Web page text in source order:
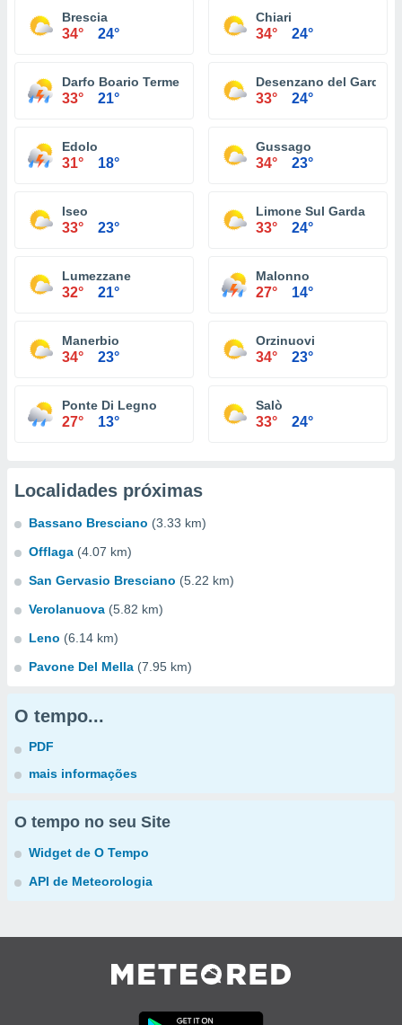
Brescia
34° 24°
Chiari
34° 24°
Darfo Boario Terme
33° 21°
Desenzano del Garda
33° 24°
Edolo
31° 18°
Gussago
34° 23°
Iseo
33° 23°
Limone Sul Garda
33° 24°
Lumezzane
32° 21°
Malonno
27° 14°
Manerbio
34° 23°
Orzinuovi
34° 23°
Ponte Di Legno
27° 13°
Salò
33° 24°
Localidades próximas
Bassano Bresciano (3.33 km)
Offlaga (4.07 km)
San Gervasio Bresciano (5.22 km)
Verolanuova (5.82 km)
Leno (6.14 km)
Pavone Del Mella (7.95 km)
O tempo...
PDF
mais informações
O tempo no seu Site
Widget de O Tempo
API de Meteorologia